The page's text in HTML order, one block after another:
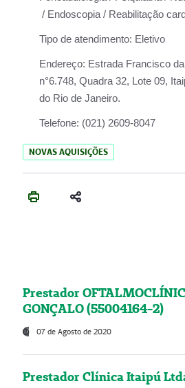
/ Endoscopia / Reabilitação
Tipo de atendimento: Eletivo
Endereço: Estrada Francisco
n°6.748, Quadra 32, Lote 09,
do Rio de Janeiro.
Telefone: (021) 2609-8047
NOVAS AQUISIÇÕES
Prestador
GONÇALO (55004164-2)
07 de Agosto de 2020
Prestador Clínica Itaipú